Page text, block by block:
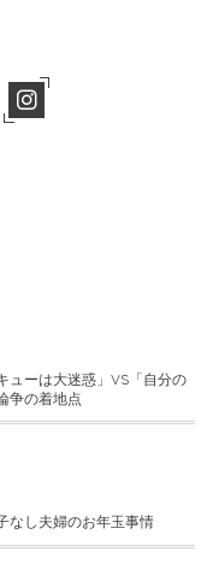
ューは大迷惑」VS「自分の
争の着地点
なし夫婦のお年玉事情